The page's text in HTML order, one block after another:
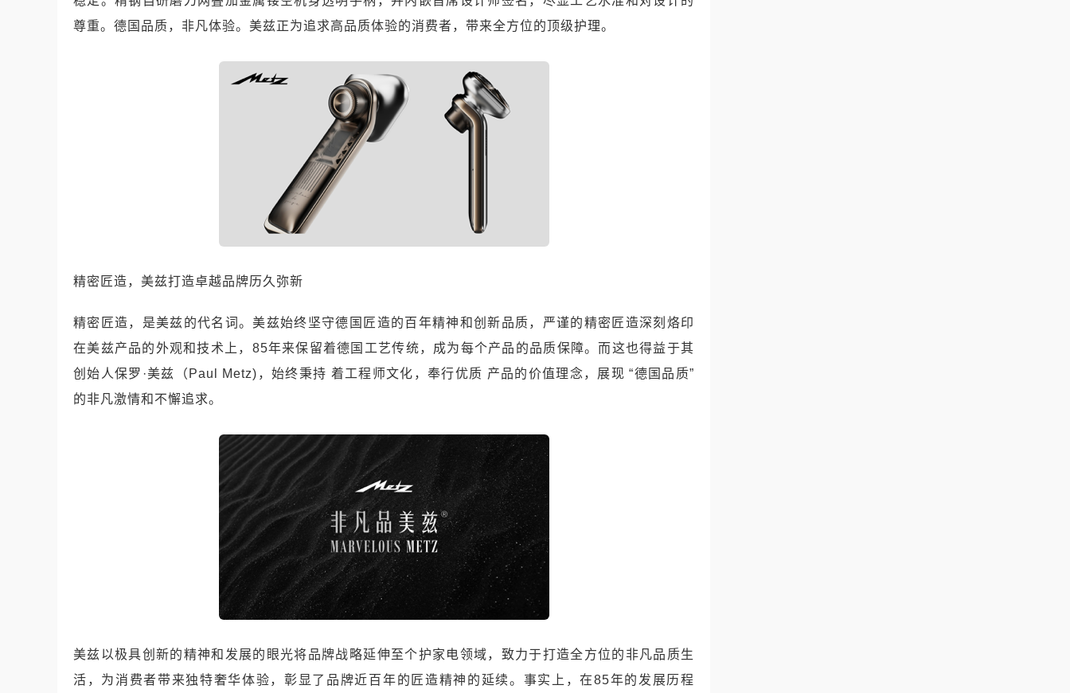
尊重。德国品质，非凡体验。美兹正为追求高品质体验的消费者，带来全方位的顶级护理。
精密匠造，美兹打造卓越品牌历久弥新
精密匠造，是美兹的代名词。美兹始终坚守德国匠造的百年精神和创新品质，严谨的精密匠造深刻烙印
在美兹产品的外观和技术上，85年来保留着德国工艺传统，成为每个产品的品质保障。而这也得益于其
创始人保罗·美兹（Paul Metz)，始终秉持 着工程师文化，奉行优质 产品的价值理念，展现 “德国品质”
的非凡激情和不懈追求。
美兹以极具创新的精神和发展的眼光将品牌战略延伸至个护家电领域，致力于打造全方位的非凡品质生
活，为消费者带来独特奢华体验，彰显了品牌近百年的匠造精神的延续。事实上，在85年的发展历程